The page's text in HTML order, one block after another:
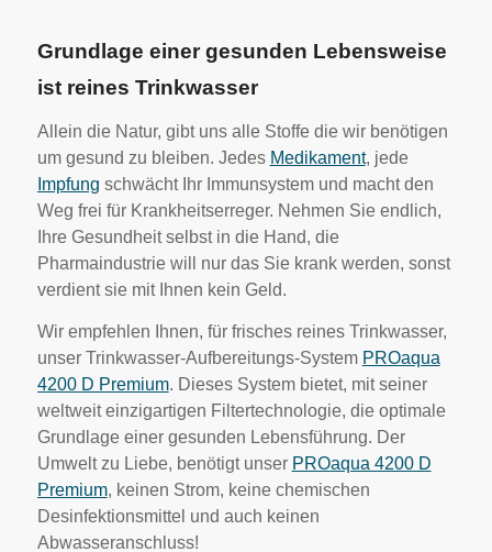
Grundlage einer gesunden Lebensweise
ist reines Trinkwasser
Allein die Natur, gibt uns alle Stoffe die wir benötigen
um gesund zu bleiben. Jedes Medikament, jede
Impfung schwächt Ihr Immunsystem und macht den
Weg frei für Krankheitserreger. Nehmen Sie endlich,
Ihre Gesundheit selbst in die Hand, die
Pharmaindustrie will nur das Sie krank werden, sonst
verdient sie mit Ihnen kein Geld.
Wir empfehlen Ihnen, für frisches reines Trinkwasser,
unser Trinkwasser-Aufbereitungs-System PROaqua
4200 D Premium. Dieses System bietet, mit seiner
weltweit einzigartigen Filtertechnologie, die optimale
Grundlage einer gesunden Lebensführung. Der
Umwelt zu Liebe, benötigt unser PROaqua 4200 D
Premium, keinen Strom, keine chemischen
Desinfektionsmittel und auch keinen
Abwasseranschluss!